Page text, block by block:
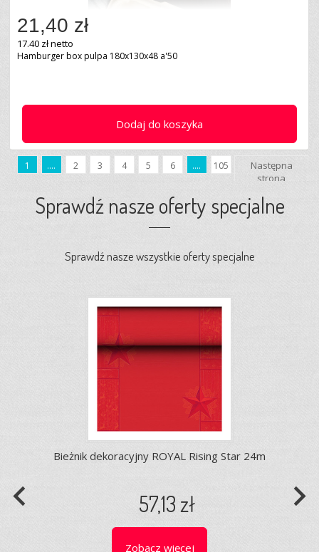
Dodaj do koszyka
21,40 zł
17.40 zł netto
Hamburger box pulpa 180x130x48 a'50
1 .... 2 3 4 5 6 .... 105
Następna
strona
Sprawdź nasze oferty specjalne
Sprawdź nasze wszystkie oferty specjalne
Bieżnik dekoracyjny ROYAL Rising Star 24m
57,13 zł
Zobacz więcej
navigate_before navigate_next